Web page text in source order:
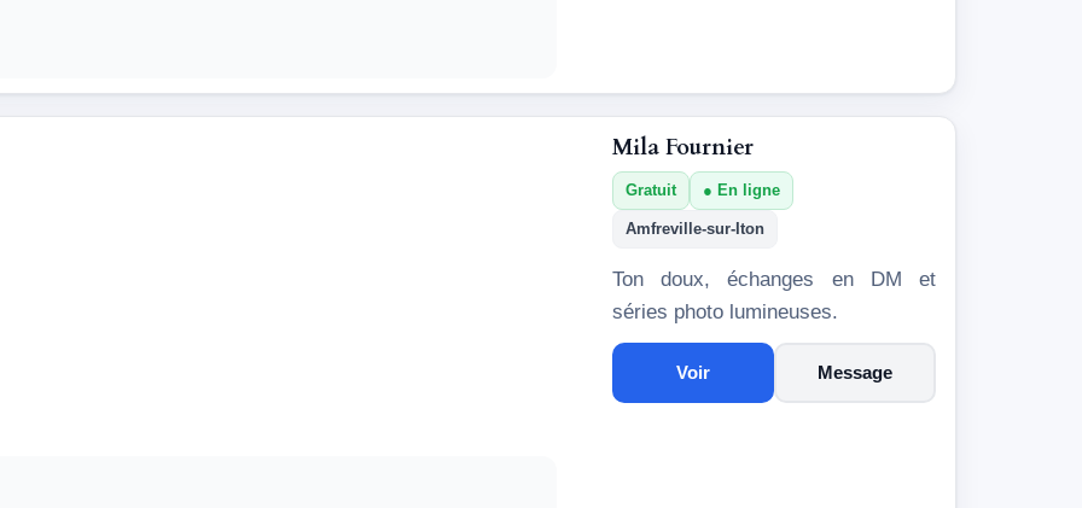
Mila Fournier
Gratuit En ligne
Amfreville-sur-Iton
Ton doux, échanges en DM et
séries photo lumineuses.
Voir Message